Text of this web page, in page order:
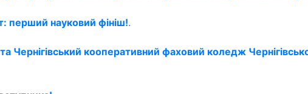
перший науковий фініш!.
Чернігівський кооперативний фаховий коледж